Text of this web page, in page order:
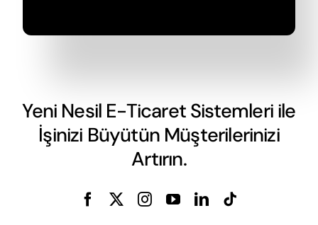
Yeni Nesil E-Ticaret Sistemleri ile
İşinizi Büyütün Müşterilerinizi
Artırın.